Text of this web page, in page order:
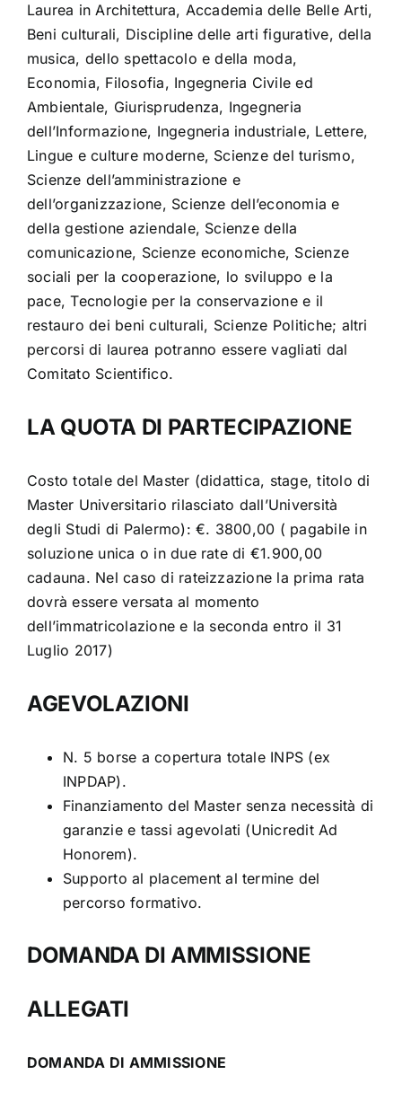
Laurea in Architettura, Accademia delle Belle Arti,
Beni culturali, Discipline delle arti figurative, della
musica, dello spettacolo e della moda,
Economia, Filosofia, Ingegneria Civile ed
Ambientale, Giurisprudenza, Ingegneria
dell’Informazione, Ingegneria industriale, Lettere,
Lingue e culture moderne, Scienze del turismo,
Scienze dell’amministrazione e
dell’organizzazione, Scienze dell’economia e
della gestione aziendale, Scienze della
comunicazione, Scienze economiche, Scienze
sociali per la cooperazione, lo sviluppo e la
pace, Tecnologie per la conservazione e il
restauro dei beni culturali, Scienze Politiche; altri
percorsi di laurea potranno essere vagliati dal
Comitato Scientifico.
LA QUOTA DI PARTECIPAZIONE
Costo totale del Master (didattica, stage, titolo di
Master Universitario rilasciato dall’Università
degli Studi di Palermo): €. 3800,00 ( pagabile in
soluzione unica o in due rate di €1.900,00
cadauna. Nel caso di rateizzazione la prima rata
dovrà essere versata al momento
dell’immatricolazione e la seconda entro il 31
Luglio 2017)
AGEVOLAZIONI
N. 5 borse a copertura totale INPS (ex
INPDAP).
Finanziamento del Master senza necessità di
garanzie e tassi agevolati (Unicredit Ad
Honorem).
Supporto al placement al termine del
percorso formativo.
DOMANDA DI AMMISSIONE
ALLEGATI
DOMANDA DI AMMISSIONE